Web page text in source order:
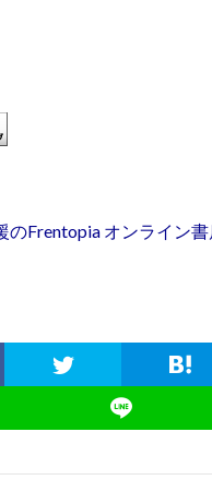
のFrentopia オンライン